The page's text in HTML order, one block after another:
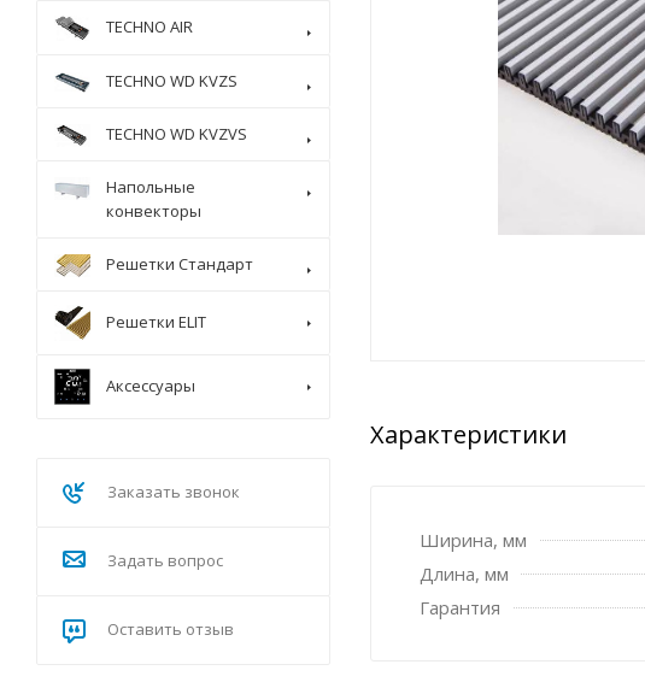
Характеристики
Ширина, мм
Длина, мм
Гарантия
TECHNO AIR
TECHNO WD KVZS
TECHNO WD KVZVS
Напольные
конвекторы
Решетки Стандарт
Решетки ELIT
Аксессуары
Заказать звонок
Задать вопрос
Оставить отзыв